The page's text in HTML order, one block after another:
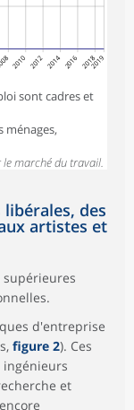
2010 2012 2014 2016 20182019
sont cadres et
ménages,
le marché du travail.
des
artistes et
supérieures
d'entreprise
figure 2). Ces
et